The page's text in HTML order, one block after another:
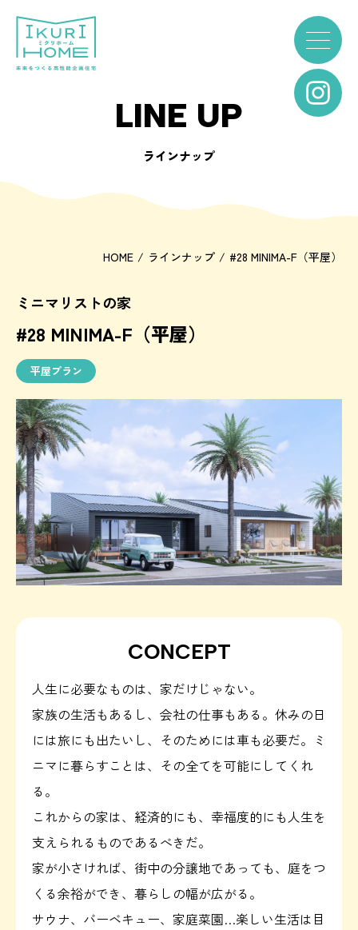
LINE UP
ラインナップ
HOME ラインナップ #28 MINIMA-F（平屋）
ミニマリストの家
#28 MINIMA-F（平屋）
平屋プラン
CONCEPT
人生に必要なものは、家だけじゃない。
家族の生活もあるし、会社の仕事もある。休みの日
には旅にも出たいし、そのためには車も必要だ。ミ
ニマに暮らすことは、その全てを可能にしてくれ
る。
これからの家は、経済的にも、幸福度的にも人生を
支えられるものであるべきだ。
家が小さければ、街中の分譲地であっても、庭をつ
くる余裕ができ、暮らしの幅が広がる。
サウナ、バーベキュー、家庭菜園…楽しい生活は目